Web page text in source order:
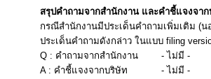
สรุปคำถามจากสำนักงาน และคำชี้แจงจาก
กรณีสำนักงานมีประเด็นคำถามเพิ่มเติม (
ประเด็นคำถามดังกล่าว ในแบบ filing
Q : คำถามจากสำนักงาน
- ไม่มี -
A : คำชี้แจงจากบริษัท
- ไม่มี -